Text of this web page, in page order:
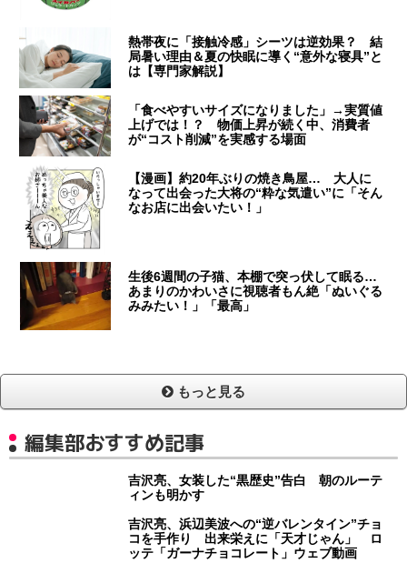
熱帯夜に「接触冷感」シーツは逆効果？ 結
局暑い理由＆夏の快眠に導く“意外な寝具”と
は【専門家解説】
「食べやすいサイズになりました」→実質値
上げでは！？ 物価上昇が続く中、消費者
が“コスト削減”を実感する場面
【漫画】約20年ぶりの焼き鳥屋… 大人に
なって出会った大将の“粋な気遣い”に「そん
なお店に出会いたい！」
生後6週間の子猫、本棚で突っ伏して眠る…
あまりのかわいさに視聴者もん絶「ぬいぐる
みみたい！」「最高」
もっと見る
編集部おすすめ記事
吉沢亮、女装した“黒歴史”告白 朝のルーテ
ィンも明かす
吉沢亮、浜辺美波への“逆バレンタイン”チョ
コを手作り 出来栄えに「天才じゃん」 ロ
ッテ「ガーナチョコレート」ウェブ動画